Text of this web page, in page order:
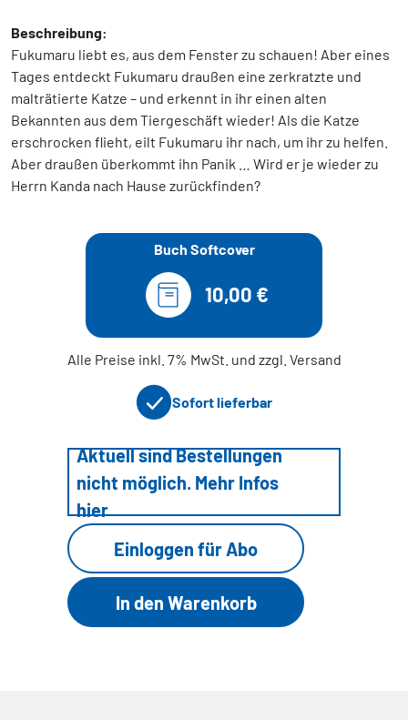
Beschreibung:
Fukumaru liebt es, aus dem Fenster zu schauen! Aber eines
Tages entdeckt Fukumaru draußen eine zerkratzte und
malträtierte Katze – und erkennt in ihr einen alten
Bekannten aus dem Tiergeschäft wieder! Als die Katze
erschrocken flieht, eilt Fukumaru ihr nach, um ihr zu helfen.
Aber draußen überkommt ihn Panik … Wird er je wieder zu
Herrn Kanda nach Hause zurückfinden?
Buch Softcover
10,00 €
Alle Preise inkl. 7% MwSt. und zzgl. Versand
Sofort lieferbar
Aktuell sind Bestellungen
nicht möglich. Mehr Infos
hier
Einloggen für Abo